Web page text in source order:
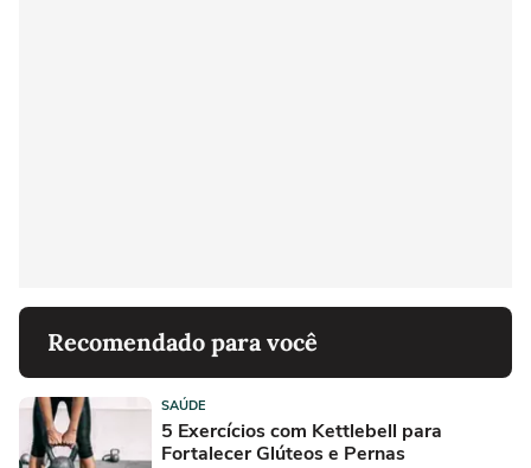
Recomendado para você
SAÚDE
5 Exercícios com Kettlebell para
Fortalecer Glúteos e Pernas